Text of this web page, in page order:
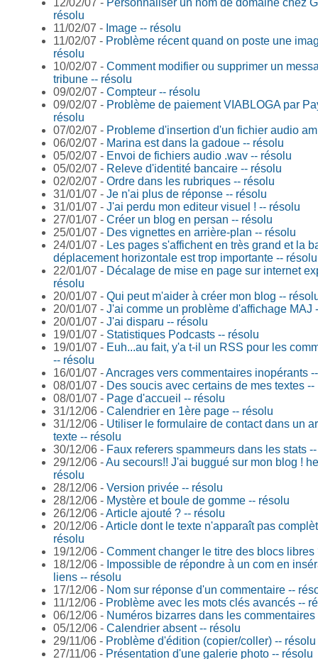
12/02/07 - Personnaliser un nom de domaine chez
résolu
11/02/07 - Image -- résolu
11/02/07 - Problème récent quand on poste une
résolu
10/02/07 - Comment modifier ou supprimer un
tribune -- résolu
09/02/07 - Compteur -- résolu
09/02/07 - Problème de paiement VIABLOGA par
résolu
07/02/07 - Probleme d'insertion d'un fichier audio
06/02/07 - Marina est dans la gadoue -- résolu
05/02/07 - Envoi de fichiers audio .wav -- résolu
05/02/07 - Releve d'identité bancaire -- résolu
02/02/07 - Ordre dans les rubriques -- résolu
31/01/07 - Je n'ai plus de réponse -- résolu
31/01/07 - J'ai perdu mon editeur visuel ! -- résolu
27/01/07 - Créer un blog en persan -- résolu
25/01/07 - Des vignettes en arrière-plan -- résolu
24/01/07 - Les pages s'affichent en très grand et la
déplacement horizontale est trop importante -- résolu
22/01/07 - Décalage de mise en page sur internet
résolu
20/01/07 - Qui peut m'aider à créer mon blog --
20/01/07 - J'ai comme un problème d'affichage MAJ
20/01/07 - J'ai disparu -- résolu
19/01/07 - Statistiques Podcasts -- résolu
19/01/07 - Euh...au fait, y'a t-il un RSS pour les
-- résolu
16/01/07 -Ancrages vers commentaires inopérants
08/01/07 - Des soucis avec certains de mes textes --
08/01/07 - Page d'accueil -- résolu
31/12/06 - Calendrier en 1ère page -- résolu
31/12/06 - Utiliser le formulaire de contact dans un
texte -- résolu
30/12/06 - Faux referers spammeurs dans les stats
29/12/06 -Au secours!! J'ai buggué sur mon blog !
résolu
28/12/06 - Version privée -- résolu
28/12/06 - Mystère et boule de gomme -- résolu
26/12/06 -Article ajouté ? -- résolu
20/12/06 -Article dont le texte n'apparaît pas
résolu
19/12/06 - Comment changer le titre des blocs libres
18/12/06 - Impossible de répondre à un com en
liens -- résolu
17/12/06 - Nom sur réponse d'un commentaire --
11/12/06 - Problème avec les mots clés avancés --
06/12/06 - Numéros bizarres dans les commentaires
05/12/06 - Calendrier absent -- résolu
29/11/06 - Problème d'édition (copier/coller) -- résolu
27/11/06 - Présentation d'une galerie photo -- résolu